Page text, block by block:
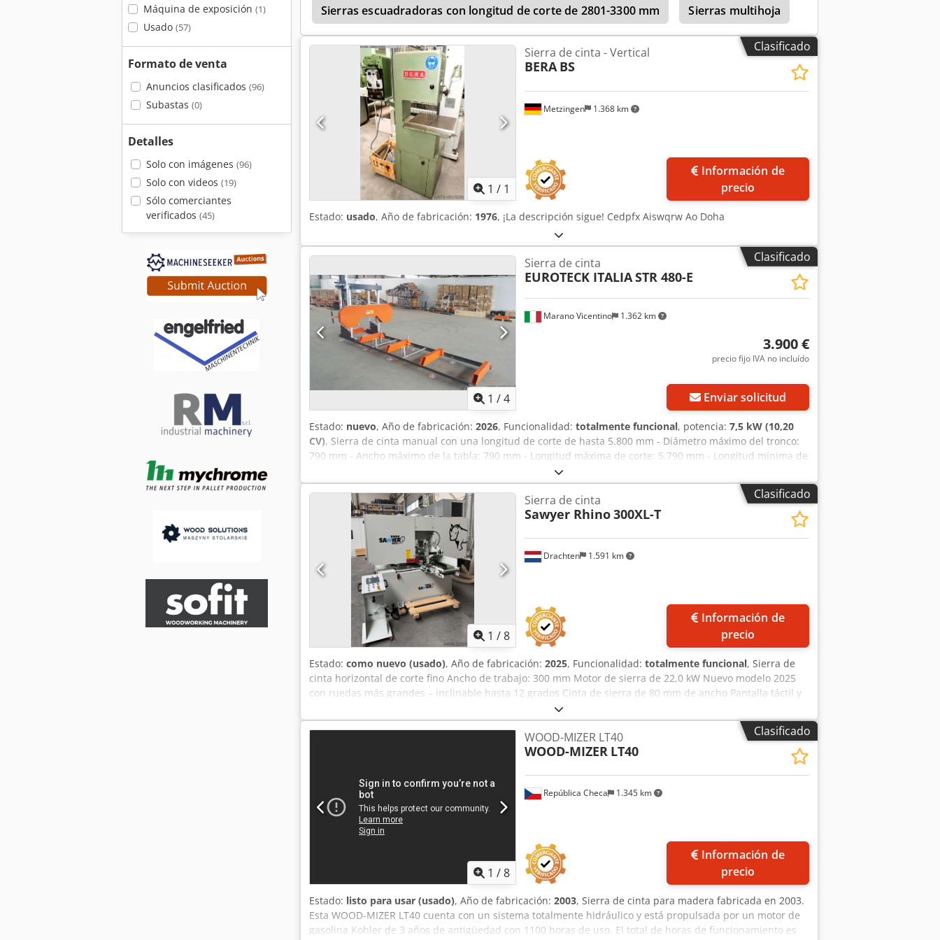
Máquina de exposición (1)
Usado (57)
Formato de venta
Anuncios clasificados (96)
Subastas (0)
Detalles
Solo con imágenes (96)
Solo con videos (19)
Sólo comerciantes
verificados (45)
0 a 56 grados Chedpoznliqsfx Ai Dja Longitud de la cinta de sierra: 3.454 mm 2 conexiones para la
extracción de polvo, con un diámetro de 100 mm cada una Peso: aproximadamente 170 kg
Sierras escuadradoras con longitud de corte de 2801-3300 mm
Sierras multihoja
Clasificado
1 / 1
Metzingen 1.368 km
Sierra de cinta - Vertical
BERA BS
precio
Estado: usado, Año de fabricación: 1976, ¡La descripción sigue! Cedpfx Aiswqrw Ao Doha
Clasificado
1 /4
Marano Vicentino 1.362 km
Sierra de cinta
EUROTECK ITALIASTR 480-E
3.900 €
precio fijo IVA no incluído
Enviar solicitud
Estado: nuevo, Año de fabricación: 2026, Funcionalidad: totalmente funcional, potencia: 7,5 kW (10,20
CV), Sierra de cinta manual con una longitud de corte de hasta 5.800 mm - Diámetro máximo del tronco:
790 mm - Ancho máximo de la tabla: 790 mm - Longitud máxima de corte: 5.790 mm - Longitud mínima de
corte: 900 mm - Carrera de la hoja de sierra (mín./máx.): 20/540 mm - Profundidad máxima de corte: 220
mm - Diámetro/ancho de las ruedas: 480/30 mm - Potencia del motor: 7,5 kW (10 CV) - Ajuste manual de la
altura del cabezal de la sierra - Hoja de sierra: 3.960 x 34 x 0,9 mm - Velocidad de la hoja de sierra: 15 m/s
- Longitud total: 6.000 mm Chodpfxoznd R Te Ai Doa - Peso: aprox. 380 kg MÁQUINA NUEVA
Clasificado
1 /8
Drachten 1.591 km
Sierra de cinta
Sawyer Rhino300XL-T
precio
Estado: como nuevo (usado), Año de fabricación: 2025, Funcionalidad: totalmente funcional, Sierra de
cinta horizontal de corte fino Ancho de trabajo: 300 mm Motor de sierra de 22,0 kW Nuevo modelo 2025
con ruedas más grandes – inclinable hasta 12 grados Cinta de sierra de 80 mm de ancho Pantalla táctil y
PLC de Schneider Cjdjzlqvqepfx Ai Doha Ruedas más grandes para mayor velocidad de corte Convertidor
de frecuencia en las ruedas para velocidad de corte ajustable Para lamas a partir de 2 mm * Máquina
Clasificado
1 /8
República Checa 1.345 km
WOOD-MIZER LT40
WOOD-MIZER LT40
precio
Estado: listo para usar (usado), Año de fabricación: 2003, Sierra de cinta para madera fabricada en 2003.
Esta WOOD-MIZER LT40 cuenta con un sistema totalmente hidráulico y está propulsada por un motor de
gasolina Kohler de 3 años de antigüedad con 1100 horas de uso. El total de horas de funcionamiento es